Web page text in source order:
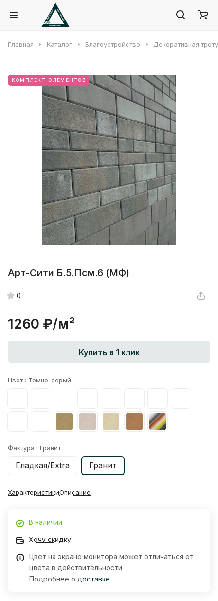
Главная Каталог Благоустройство Декоративная
КОМПЛЕКТ ЭЛЕМЕНТОВ
Арт-Сити Б.5.Псм.6 (МФ)
0
1260 ₽/м²
Купить в 1 клик
Цвет : Темно-серый
Фактура : Гранит
Гладкая/Extra Гранит
ХарактеристикиОписание
В наличии
Хочу скидку
Цвет на экране монитора может отличаться от
цвета в действительности
Подробнее о доставке